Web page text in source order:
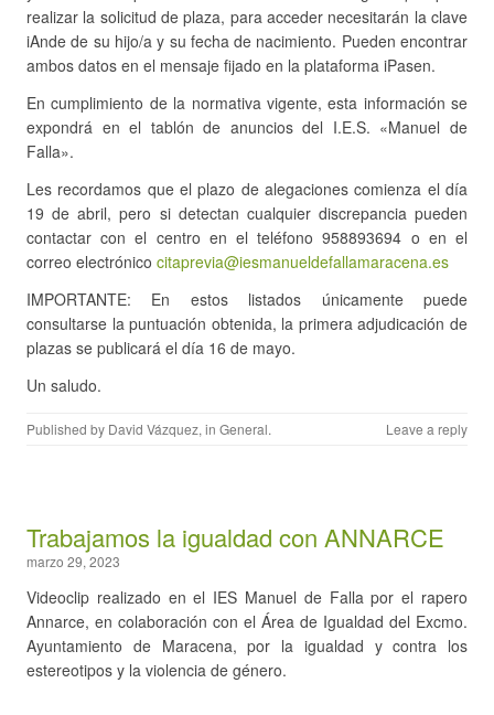
realizar la solicitud de plaza, para acceder necesitarán la clave
iAnde de su hijo/a y su fecha de nacimiento. Pueden encontrar
ambos datos en el mensaje fijado en la plataforma iPasen.
En cumplimiento de la normativa vigente, esta información se
expondrá en el tablón de anuncios del I.E.S. «Manuel de
Falla».
Les recordamos que el plazo de alegaciones comienza el día
19 de abril, pero si detectan cualquier discrepancia pueden
contactar con el centro en el teléfono 958893694 o en el
correo electrónico citaprevia@iesmanueldefallamaracena.es
IMPORTANTE: En estos listados únicamente puede
consultarse la puntuación obtenida, la primera adjudicación de
plazas se publicará el día 16 de mayo.
Un saludo.
Published by David Vázquez, in General. Leave a reply
Trabajamos la igualdad con ANNARCE
marzo 29, 2023
Videoclip realizado en el IES Manuel de Falla por el rapero
Annarce, en colaboración con el Área de Igualdad del Excmo.
Ayuntamiento de Maracena, por la igualdad y contra los
estereotipos y la violencia de género.